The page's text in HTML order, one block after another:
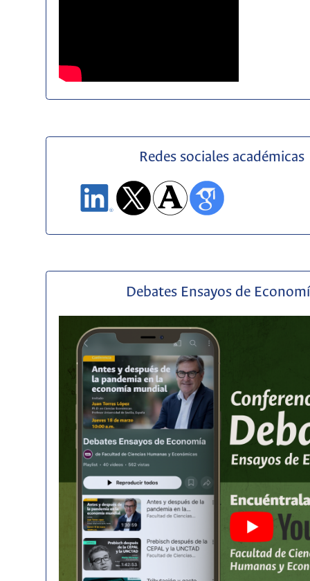
Redes sociales académicas
Debates Ensayos de